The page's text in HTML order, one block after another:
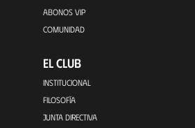
ABONOS VIP
COMUNIDAD
EL CLUB
INSTITUCIONAL
FILOSOFÍA
JUNTA DIRECTIVA